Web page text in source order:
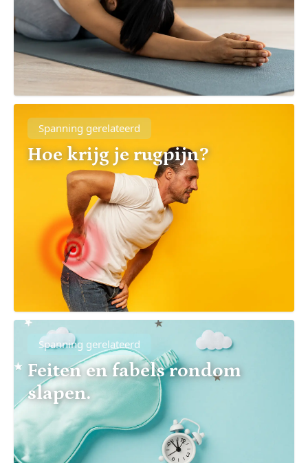
Spanning gerelateerd
Hoe krijg je rugpijn?
Spanning gerelateerd
Feiten en fabels rondom
slapen.